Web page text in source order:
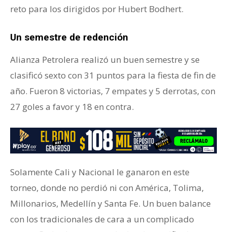
reto para los dirigidos por Hubert Bodhert.
Un semestre de redención
Alianza Petrolera realizó un buen semestre y se
clasificó sexto con 31 puntos para la fiesta de fin de
año. Fueron 8 victorias, 7 empates y 5 derrotas, con
27 goles a favor y 18 en contra.
Solamente Cali y Nacional le ganaron en este
torneo, donde no perdió ni con América, Tolima,
Millonarios, Medellín y Santa Fe. Un buen balance
con los tradicionales de cara a un complicado